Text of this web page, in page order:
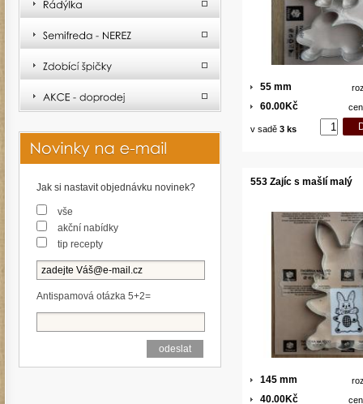
55 mm
60.00Kč
v sadě 3 ks
553 Zajíc s mašlí malý
145 mm
40.00Kč
Jak si nastavit objednávku novinek?
vše
akční nabídky
tip recepty
Antispamová otázka 5+2=